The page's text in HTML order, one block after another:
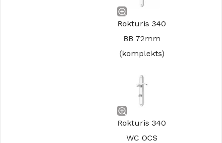
Rokturis 340
BB 72mm
(komplekts)
Rokturis 340
WC OCS